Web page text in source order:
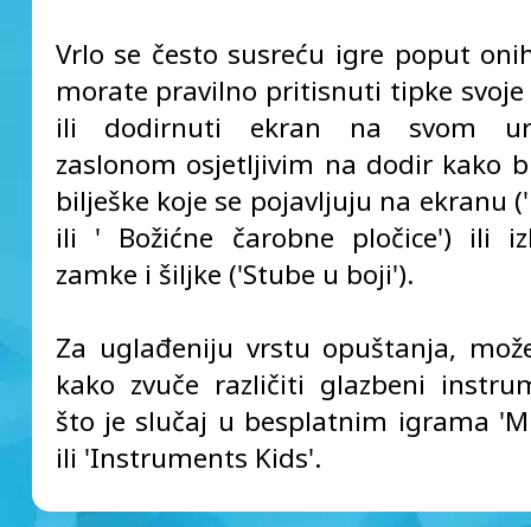
Vrlo se često susreću igre poput
morate pravilno pritisnuti tipke svoje
ili dodirnuti ekran na svom
zaslonom osjetljivim na dodir kako
bilješke koje se pojavljuju na ekranu
ili ' Božićne čarobne pločice') ili
zamke i šiljke ('Stube u boji').
Za uglađeniju vrstu opuštanja,
kako zvuče različiti glazbeni
što je slučaj u besplatnim igrama
ili 'Instruments Kids'.